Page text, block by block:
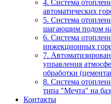
4. Система
автоматических
5. Система
шагающим подом
6. Система
инжекционных
7.
управления
обработки
8. Система
типа "Мечта" на
Контакты